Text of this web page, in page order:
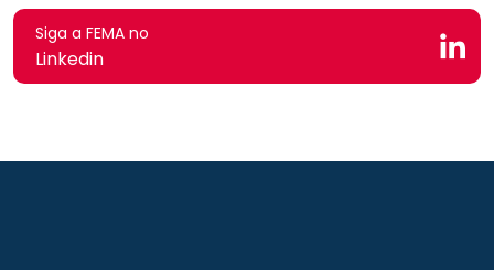
Siga a FEMA no
Linkedin